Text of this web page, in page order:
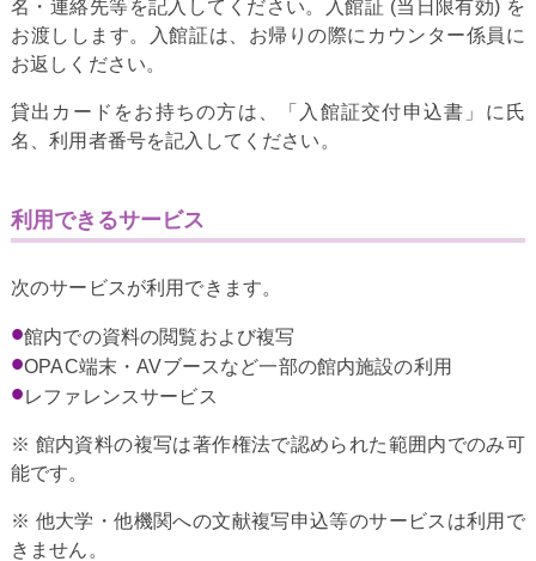
名・連絡先等を記入してください。入館証 (当日限有効) を
お渡しします。入館証は、お帰りの際にカウンター係員に
お返しください。
貸出カードをお持ちの方は、「入館証交付申込書」に氏
名、利用者番号を記入してください。
利用できるサービス
次のサービスが利用できます。
館内での資料の閲覧および複写
OPAC端末・AVブースなど一部の館内施設の利用
レファレンスサービス
※ 館内資料の複写は著作権法で認められた範囲内でのみ可
能です。
※ 他大学・他機関への文献複写申込等のサービスは利用で
きません。